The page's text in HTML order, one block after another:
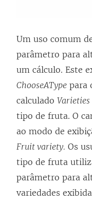
Um uso comum
parâmetro para
um cálculo. Este
ChooseAType para
calculado Varieties
tipo de fruta. O
ao modo de
Fruit variety. Os
tipo de fruta
parâmetro para
variedades